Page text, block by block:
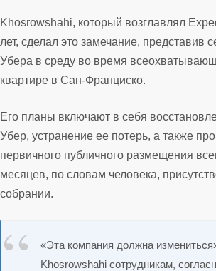
Khosrowshahi, который возглавлял
лет, сделал это замечание, представив
Убера в среду во время
квартире в Сан-Франциско.
Его планы включают в себя
Убер, устранение ее потерь, а также
первичного публичного размещения
месяцев, по словам человека,
собрании.
«Эта компания должна
Khosrowshahi сотрудникам,